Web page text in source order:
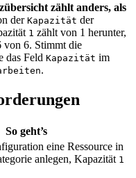
zählt anders, als
der Kapazität der
1 zählt von 1 herunter,
von 6. Stimmt die
das Feld Kapazität im
.
So geht’s
eine Ressource in
anlegen, Kapazität 1